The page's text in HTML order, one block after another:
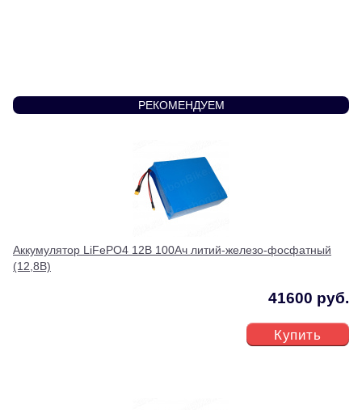
РЕКОМЕНДУЕМ
Аккумулятор LiFePO4 12В 100Ач литий-железо-фосфатный
(12,8В)
41600 руб.
Купить